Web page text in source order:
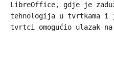
LibreOffice, gdje je
tehnologija u tvrtkama i
tvrtci omogućio ulazak